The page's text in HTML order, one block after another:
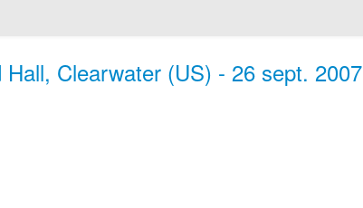
Clearwater (US) - 26 sept. 2007